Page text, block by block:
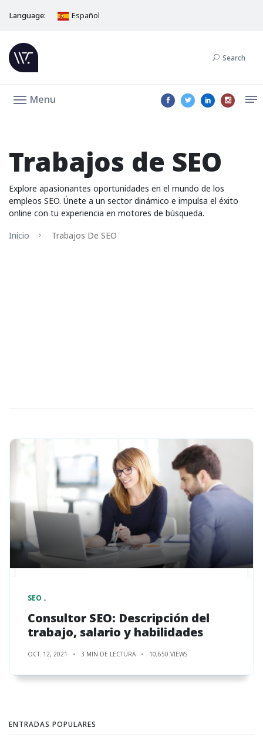
Language: Español
Search
Menu
Trabajos de SEO
Explore apasionantes oportunidades en el mundo de los
empleos SEO. Únete a un sector dinámico e impulsa el éxito
online con tu experiencia en motores de búsqueda.
Inicio
Trabajos De SEO
SEO
Consultor SEO: Descripción del
trabajo, salario y habilidades
OCT. 12, 2021 3 MIN DE LECTURA 10,650 VIEWS
ENTRADAS POPULARES